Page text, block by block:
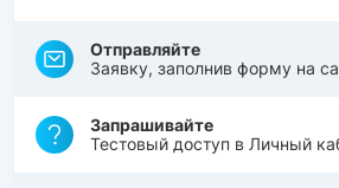
Отправляйте
Заявку, заполнив форму на
Запрашивайте
Тестовый доступ в Личный